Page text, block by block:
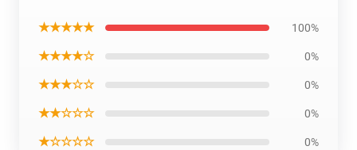
★★★★★ 100%
★★★★☆ 0%
★★★☆☆ 0%
★★☆☆☆ 0%
★☆☆☆☆ 0%